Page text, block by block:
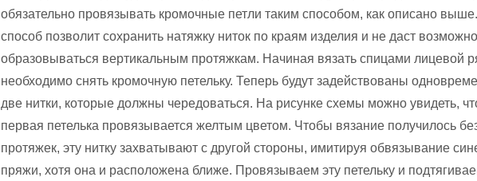
обязательно провязывать кромочные петли таким способом, как описано
способ позволит сохранить натяжку ниток по краям изделия и не даст
образовываться вертикальным протяжкам. Начиная вязать спицами лицевой
необходимо снять кромочную петельку. Теперь будут задействованы
две нитки, которые должны чередоваться. На рисунке схемы можно увидеть,
первая петелька провязывается желтым цветом. Чтобы вязание получилось
протяжек, эту нитку захватывают с другой стороны, имитируя обвязывание
пряжи, хотя она и расположена ближе. Провязываем эту петельку и